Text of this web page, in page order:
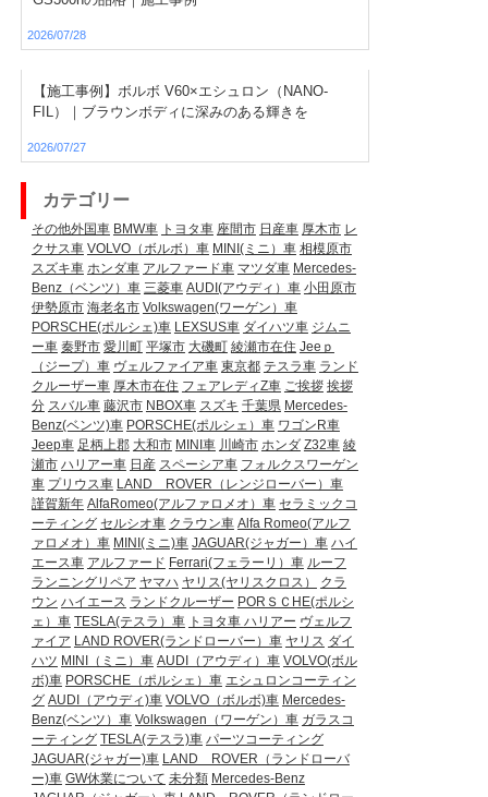
2026/07/28
【施工事例】ボルボ V60×エシュロン（NANO-
FIL）｜ブラウンボディに深みのある輝きを
2026/07/27
カテゴリー
その他外国車 BMW車 トヨタ車 座間市 日産車 厚木市 レ
クサス車 VOLVO（ボルボ）車 MINI(ミニ）車 相模原市
スズキ車 ホンダ車 アルファード車 マツダ車 Mercedes-
Benz（ベンツ）車 三菱車 AUDI(アウディ）車 小田原市
伊勢原市 海老名市 Volkswagen(ワーゲン）車
PORSCHE(ポルシェ)車 LEXSUS車 ダイハツ車 ジムニ
ー車 秦野市 愛川町 平塚市 大磯町 綾瀬市在住 Jeeｐ
（ジープ）車 ヴェルファイア車 東京都 テスラ車 ランド
クルーザー車 厚木市在住 フェアレディZ車 ご挨拶 挨拶
分 スバル車 藤沢市 NBOX車 スズキ 千葉県 Mercedes-
Benz(ベンツ)車 PORSCHE(ポルシェ）車 ワゴンR車
Jeep車 足柄上郡 大和市 MINI車 川崎市 ホンダ Z32車 綾
瀬市 ハリアー車 日産 スペーシア車 フォルクスワーゲン
車 プリウス車 LAND ROVER（レンジローバー）車
謹賀新年 AlfaRomeo(アルファロメオ）車 セラミックコ
ーティング セルシオ車 クラウン車 Alfa Romeo(アルフ
ァロメオ）車 MINI(ミニ)車 JAGUAR(ジャガー）車 ハイ
エース車 アルファード Ferrari(フェラーリ）車 ルーフ
ランニングリペア ヤマハ ヤリス(ヤリスクロス）
クラ
ウン ハイエース ランドクルーザー PORＳＣHE(ポルシ
ェ）車 TESLA(テスラ）車 トヨタ車 ハリアー ヴェルフ
ァイア LAND ROVER(ランドローバー）車 ヤリス ダイ
ハツ MINI（ミニ）車 AUDI（アウディ）車 VOLVO(ボル
ボ)車 PORSCHE（ポルシェ）車 エシュロンコーティン
グ AUDI（アウディ)車 VOLVO（ボルボ)車 Mercedes-
Benz(ベンツ）車 Volkswagen（ワーゲン）車 ガラスコ
ーティング TESLA(テスラ)車 パーツコーティング
JAGUAR(ジャガー)車 LAND ROVER（ランドローバ
ー)車 GW休業について 未分類 Mercedes-Benz